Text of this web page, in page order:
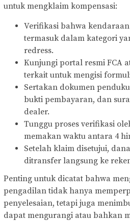
untuk mengklaim kompensasi:
Verifikasi bahwa
termasuk dalam kategori
redress.
Kunjungi portal resmi FCA
terkait untuk mengisi
Sertakan dokumen
bukti pembayaran, dan
dealer.
Tunggu proses verifikasi
memakan waktu antara 4
Setelah klaim disetujui,
ditransfer langsung ke
Penting untuk dicatat bahwa
pengadilan tidak hanya
penyelesaian, tetapi juga
dapat mengurangi atau bahkan